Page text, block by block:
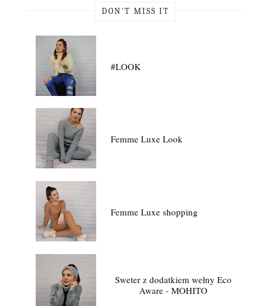
DON'T MISS IT
#LOOK
Femme Luxe Look
Femme Luxe shopping
Sweter z dodatkiem wełny Eco
Aware - MOHITO